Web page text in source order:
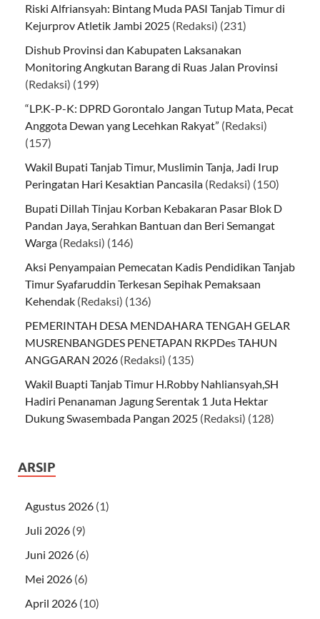
Riski Alfriansyah: Bintang Muda PASI Tanjab Timur di
Kejurprov Atletik Jambi 2025 (Redaksi) (231)
Dishub Provinsi dan Kabupaten Laksanakan
Monitoring Angkutan Barang di Ruas Jalan Provinsi
(Redaksi) (199)
“LP.K-P-K: DPRD Gorontalo Jangan Tutup Mata, Pecat
Anggota Dewan yang Lecehkan Rakyat” (Redaksi)
(157)
Wakil Bupati Tanjab Timur, Muslimin Tanja, Jadi Irup
Peringatan Hari Kesaktian Pancasila (Redaksi) (150)
Bupati Dillah Tinjau Korban Kebakaran Pasar Blok D
Pandan Jaya, Serahkan Bantuan dan Beri Semangat
Warga (Redaksi) (146)
Aksi Penyampaian Pemecatan Kadis Pendidikan Tanjab
Timur Syafaruddin Terkesan Sepihak Pemaksaan
Kehendak (Redaksi) (136)
PEMERINTAH DESA MENDAHARA TENGAH GELAR
MUSRENBANGDES PENETAPAN RKPDes TAHUN
ANGGARAN 2026 (Redaksi) (135)
Wakil Buapti Tanjab Timur H.Robby Nahliansyah,SH
Hadiri Penanaman Jagung Serentak 1 Juta Hektar
Dukung Swasembada Pangan 2025 (Redaksi) (128)
ARSIP
Agustus 2026 (1)
Juli 2026 (9)
Juni 2026 (6)
Mei 2026 (6)
April 2026 (10)